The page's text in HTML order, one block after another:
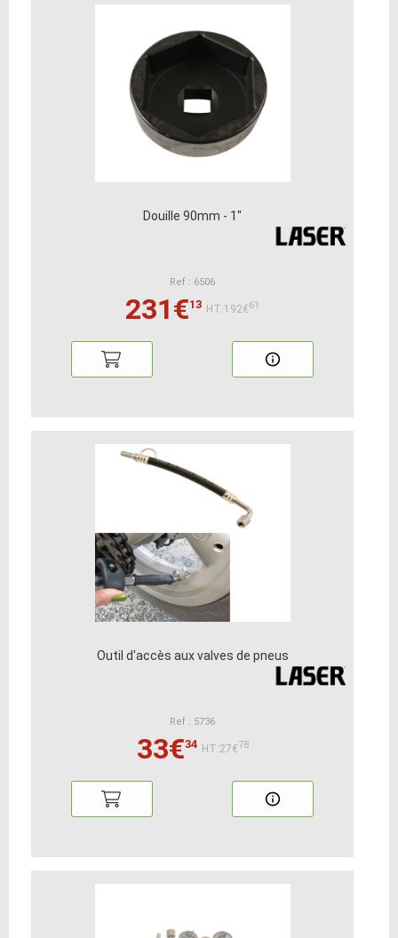
Douille 90mm - 1"
Ref : 6506
231€13 HT:192€61
Outil d'accès aux valves de pneus
Ref : 5736
33€34 HT:27€78